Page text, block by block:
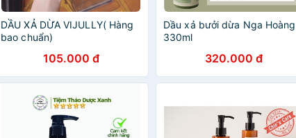
DẦU XẢ DỪA VIJULLY( Hàng
bao chuẩn)
105.000 đ
Dầu xả bưởi dừa Nga Hoàng
330ml
320.000 đ